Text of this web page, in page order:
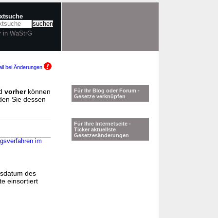
in WaStrG
bei Änderungen
vorherkönnen
Sie dessen
im
des
einsortiert
Für Ihr Blog oder Forum -
Gesetze verknüpfen
Für Ihre Internetseite -
Ticker aktuellste
Gesetzesänderungen